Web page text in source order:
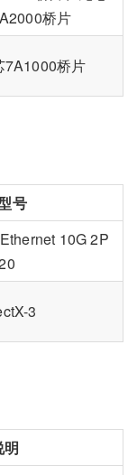
桥片
7A1000桥片
号
10G 2P
3
明